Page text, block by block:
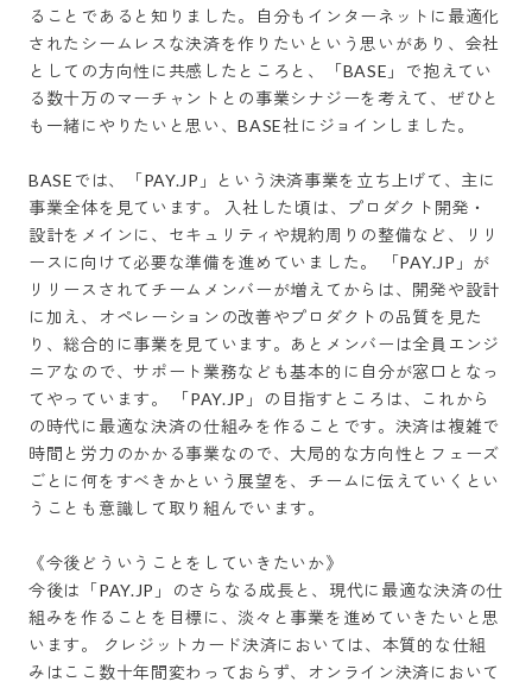
ることであると知りました。自分もインターネットに最適化
されたシームレスな決済を作りたいという思いがあり、会社
としての方向性に共感したところと、「BASE」で抱えてい
る数十万のマーチャントとの事業シナジーを考えて、ぜひと
も一緒にやりたいと思い、BASE社にジョインしました。
BASEでは、「PAY.JP」という決済事業を立ち上げて、主に
事業全体を見ています。 入社した頃は、プロダクト開発・
設計をメインに、セキュリティや規約周りの整備など、リリ
ースに向けて必要な準備を進めていました。 「PAY.JP」が
リリースされてチームメンバーが増えてからは、開発や設計
に加え、オペレーションの改善やプロダクトの品質を見た
り、総合的に事業を見ています。あとメンバーは全員エンジ
ニアなので、サポート業務なども基本的に自分が窓口となっ
てやっています。 「PAY.JP」の目指すところは、これから
の時代に最適な決済の仕組みを作ることです。決済は複雑で
時間と労力のかかる事業なので、大局的な方向性とフェーズ
ごとに何をすべきかという展望を、チームに伝えていくとい
うことも意識して取り組んでいます。
《今後どういうことをしていきたいか》
今後は「PAY.JP」のさらなる成長と、現代に最適な決済の仕
組みを作ることを目標に、淡々と事業を進めていきたいと思
います。 クレジットカード決済においては、本質的な仕組
みはここ数十年間変わっておらず、オンライン決済において